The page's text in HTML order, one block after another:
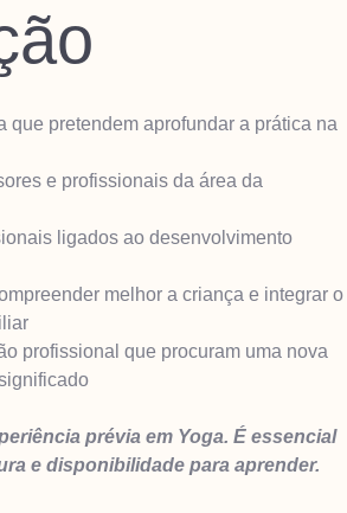
que pretendem aprofundar a prática na
e profissionais da área da
ligados ao desenvolvimento
melhor a criança e integrar o
profissional que procuram uma nova
prévia em Yoga. É essencial
e disponibilidade para aprender.